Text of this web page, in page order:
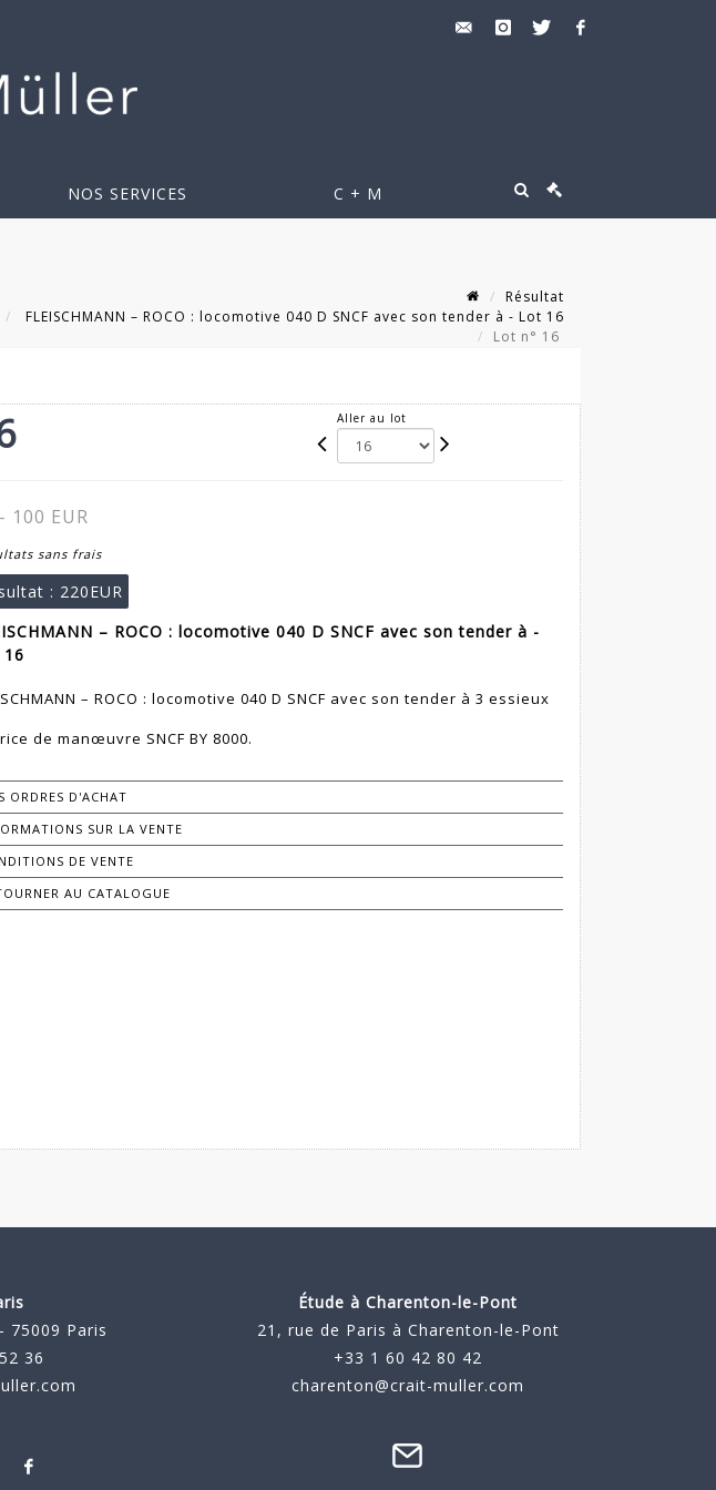
NOS SERVICES C + M
Résultat
FLEISCHMANN – ROCO : locomotive 040 D SNCF avec son tender à - Lot 16
Lot n° 16
Aller au lot
100 EUR
sans frais
: 220EUR
– ROCO : locomotive 040 D SNCF avec son tender à -
– ROCO : locomotive 040 D SNCF avec son tender à 3 essieux
de manœuvre SNCF BY 8000.
ORDRES D'ACHAT
SUR LA VENTE
DE VENTE
AU CATALOGUE
75009 Paris
36
Étude àCharenton-le-Pont
21, rue de Paris à Charenton-le-Pont
+33 1 60 42 80 42
charenton@crait-muller.com